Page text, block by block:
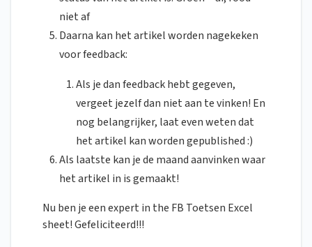
niet af
Daarna kan het artikel worden nagekeken
voor feedback:
Als je dan feedback hebt gegeven,
vergeet jezelf dan niet aan te vinken! En
nog belangrijker, laat even weten dat
het artikel kan worden gepublished :)
Als laatste kan je de maand aanvinken waar
het artikel in is gemaakt!
Nu ben je een expert in the FB Toetsen Excel
sheet! Gefeliciteerd!!!